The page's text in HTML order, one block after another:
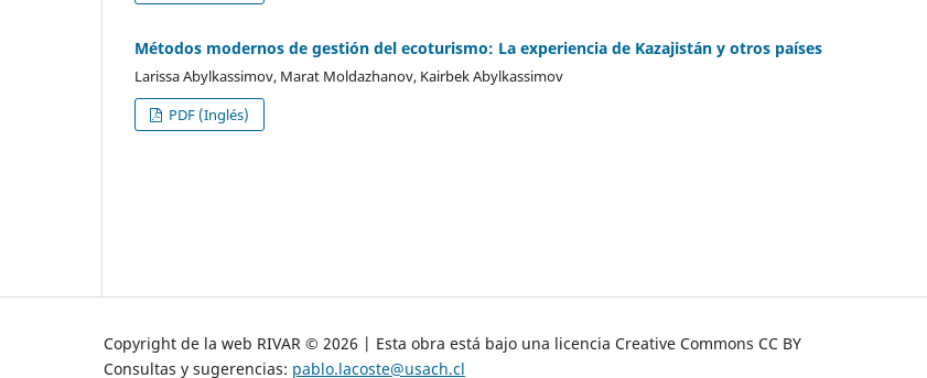
Métodos modernos de gestión del ecoturismo: La experiencia de Kazajistán y otros países
Larissa Abylkassimov, Marat Moldazhanov, Kairbek Abylkassimov
PDF (Inglés)
Copyright de la web RIVAR © 2026 | Esta obra está bajo una licencia Creative Commons CC BY
Consultas y sugerencias: pablo.lacoste@usach.cl